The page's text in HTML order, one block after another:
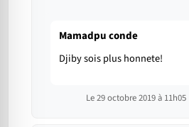
Mamadpu conde
Djiby sois plus honnete!
Le 29 octobre 2019 à 11h05